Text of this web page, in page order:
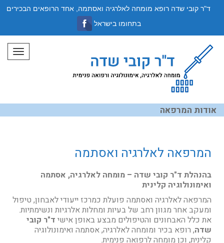
תפריט
אודות המרפאה
המרפאה לאלרגיה ואסתמה
בהנהלת ד"ר קובי שדה – מומחה לאלרגיה, אסתמה
ואימונולוגיה קלינית
המרפאה לאלרגיה ואסתמה פועלת כמרכז ייעודי לאבחון, טיפול
ומעקב אחר מגוון רחב של בעיות ומחלות אלרגיות ונשימתיות.
את כלל האבחונים והטיפולים מבצע באופן אישי ד"ר קובי
שדה, רופא בכיר ומומחה לאלרגיה, אסתמה ואימונולוגיה
קלינית, וכן מומחה לרפואה פנימית.
ד"ר קובי שדה רופא מומחה לאלרגיה ואסתמה, אחד הרופאים הבכירים
בתחומו בישראל